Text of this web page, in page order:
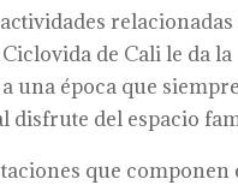
relacionadas
de Cali le da la
una época que
disfrute del espacio
que componen